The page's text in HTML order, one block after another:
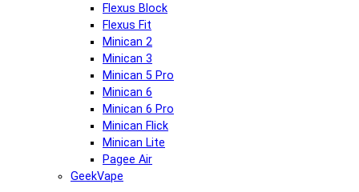
Flexus Block
Flexus Fit
Minican 2
Minican 3
Minican 5 Pro
Minican 6
Minican 6 Pro
Minican Flick
Minican Lite
Pagee Air
GeekVape